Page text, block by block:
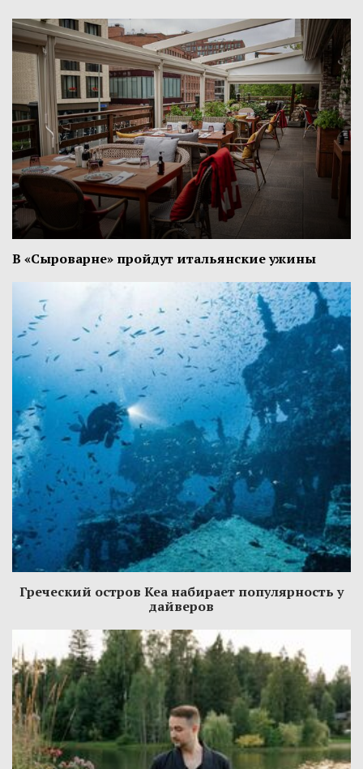
В «Сыроварне» пройдут итальянские ужины
Греческий остров Кеа набирает популярность у
дайверов